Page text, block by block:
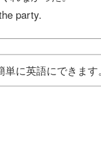
party.
に英語にできま